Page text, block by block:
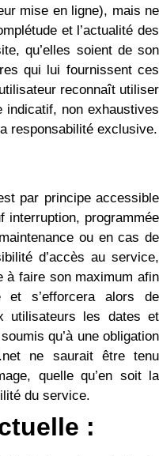
mise en ligne), mais ne
et l’actualité des
qu’elles soient de son
qui lui fournissent ces
reconnaît utiliser
non exhaustives
responsabilité exclusive.
par principe accessible
interruption, programmée
ou en cas de
d’accès au service,
à faire son maximum afin
et s’efforcera alors de
utilisateurs les dates et
qu’à une obligation
ne saurait être tenu
quelle qu’en soit la
du service.
: